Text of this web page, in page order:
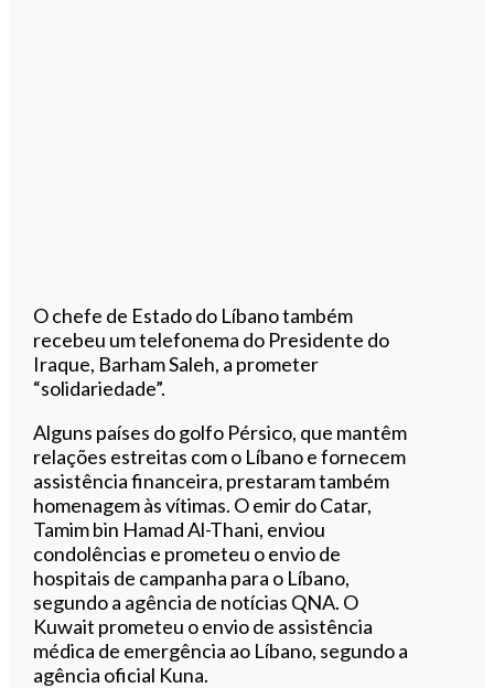
O chefe de Estado do Líbano também
recebeu um telefonema do Presidente do
Iraque, Barham Saleh, a prometer
“solidariedade”.
Alguns países do golfo Pérsico, que mantêm
relações estreitas com o Líbano e fornecem
assistência financeira, prestaram também
homenagem às vítimas. O emir do Catar,
Tamim bin Hamad Al-Thani, enviou
condolências e prometeu o envio de
hospitais de campanha para o Líbano,
segundo a agência de notícias QNA. O
Kuwait prometeu o envio de assistência
médica de emergência ao Líbano, segundo a
agência oficial Kuna.